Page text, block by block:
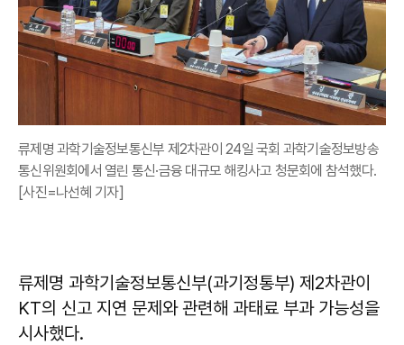
류제명 과학기술정보통신부 제2차관이 24일 국회 과학기술정보방송
통신위원회에서 열린 통신·금융 대규모 해킹사고 청문회에 참석했다.
[사진=나선혜 기자]
류제명 과학기술정보통신부(과기정통부) 제2차관이
KT의 신고 지연 문제와 관련해 과태료 부과 가능성을
시사했다.